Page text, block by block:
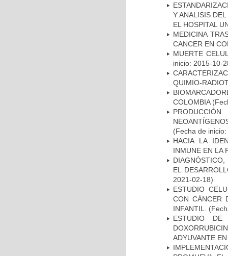
Y ANALISIS
EL HOSPITAL
MEDICINA
CANCER EN
MUERTE
inicio: 2015-10-
QUIMIO-
COLOMBIA
(Fecha de
HACIA LA
INMUNE EN LA
EL
2021-02-18)
ESTUDIO
CON CÁNCER
INFANTIL.
ESTUDIO DE
ADYUVANTE